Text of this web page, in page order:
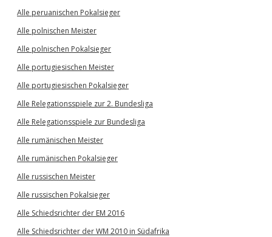
Alle peruanischen Pokalsieger
Alle polnischen Meister
Alle polnischen Pokalsieger
Alle portugiesischen Meister
Alle portugiesischen Pokalsieger
Alle Relegationsspiele zur 2. Bundesliga
Alle Relegationsspiele zur Bundesliga
Alle rumänischen Meister
Alle rumänischen Pokalsieger
Alle russischen Meister
Alle russischen Pokalsieger
Alle Schiedsrichter der EM 2016
Alle Schiedsrichter der WM 2010 in Südafrika